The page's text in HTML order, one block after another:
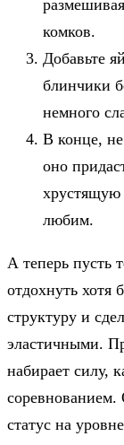
комков.
Добавьте
блинчики
немного
В конце,
оно
хрустящую
любим.
А теперь пусть
отдохнуть
структуру и
эластичными.
набирает силу,
соревнованием.
статус на